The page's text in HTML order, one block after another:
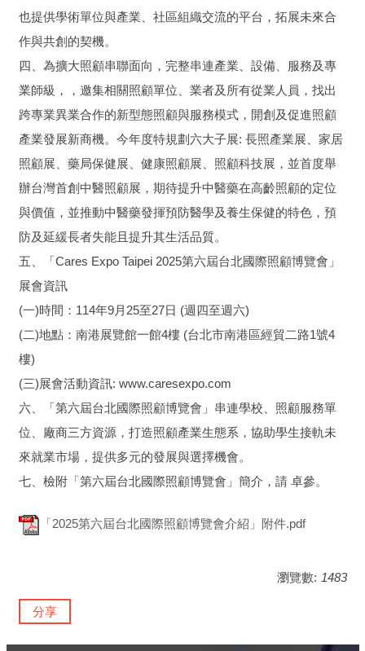
也提供學術單位與產業、社區組織交流的平台，拓展未來合
作與共創的契機。
四、為擴大照顧串聯面向，完整串連產業、設備、服務及專
業師級，，邀集相關照顧單位、業者及所有從業人員，找出
跨專業異業合作的新型態照顧與服務模式，開創及促進照顧
產業發展新商機。今年度特規劃六大子展: 長照產業展、家居
照顧展、藥局保健展、健康照顧展、照顧科技展，並首度舉
辦台灣首創中醫照顧展，期待提升中醫藥在高齡照顧的定位
與價值，並推動中醫藥發揮預防醫學及養生保健的特色，預
防及延緩長者失能且提升其生活品質。
五、「Cares Expo Taipei 2025第六屆台北國際照顧博覽會」
展會資訊
(一)時間：114年9月25至27日 (週四至週六)
(二)地點：南港展覽館一館4樓 (台北市南港區經貿二路1號4
樓)
(三)展會活動資訊: www.caresexpo.com
六、「第六屆台北國際照顧博覽會」串連學校、照顧服務單
位、廠商三方資源，打造照顧產業生態系，協助學生接軌未
來就業市場，提供多元的發展與選擇機會。
七、檢附「第六屆台北國際照顧博覽會」簡介，請 卓參。
「2025第六屆台北國際照顧博覽會介紹」附件.pdf
瀏覽數: 1483
分享